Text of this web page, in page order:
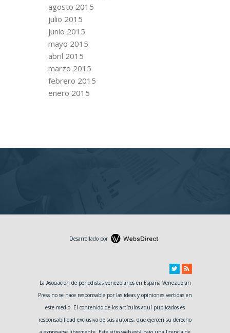
agosto 2015
julio 2015
junio 2015
mayo 2015
abril 2015
marzo 2015
febrero 2015
enero 2015
Desarrollado por
La Asociación de periodistas venezolanos en España Venezuelan
Press no se hace responsable por las ideas y opiniones vertidas en
este medio. El contenido de los artículos aquí publicados es
responsabilidad exclusiva de sus autores, que ejercen su derecho